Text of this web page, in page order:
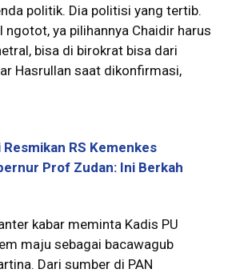
politik. Dia politisi yang tertib.
ngotot, ya pilihannya Chaidir harus
bisa di birokrat bisa dari
Hasrullan saat dikonfirmasi,
RS Kemenkes
Prof Zudan: Ini Berkah
kabar meminta Kadis PU
maju sebagai bacawagub
Dari sumber di PAN